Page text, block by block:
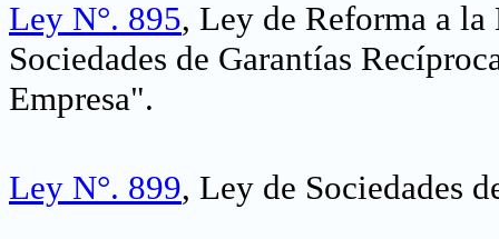
Ley N°. 895, Ley de Reforma a
Sociedades de Garantías
Empresa".
Ley N°. 899, Ley de Sociedades